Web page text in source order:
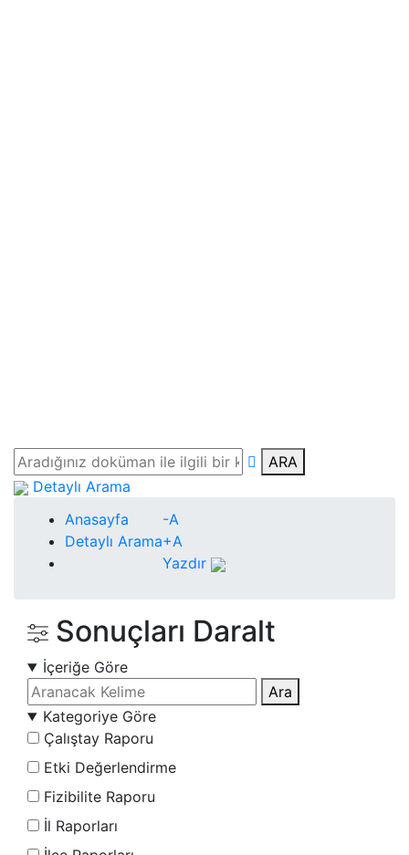
ARA
Detaylı Arama
Anasayfa
Detaylı Arama
-A
+A
Yazdır
Sonuçları Daralt
İçeriğe Göre
Ara
Kategoriye Göre
Çalıştay Raporu
Etki Değerlendirme
Fizibilite Raporu
İl Raporları